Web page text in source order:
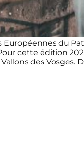
Européennes du
cette édition
des Vosges.